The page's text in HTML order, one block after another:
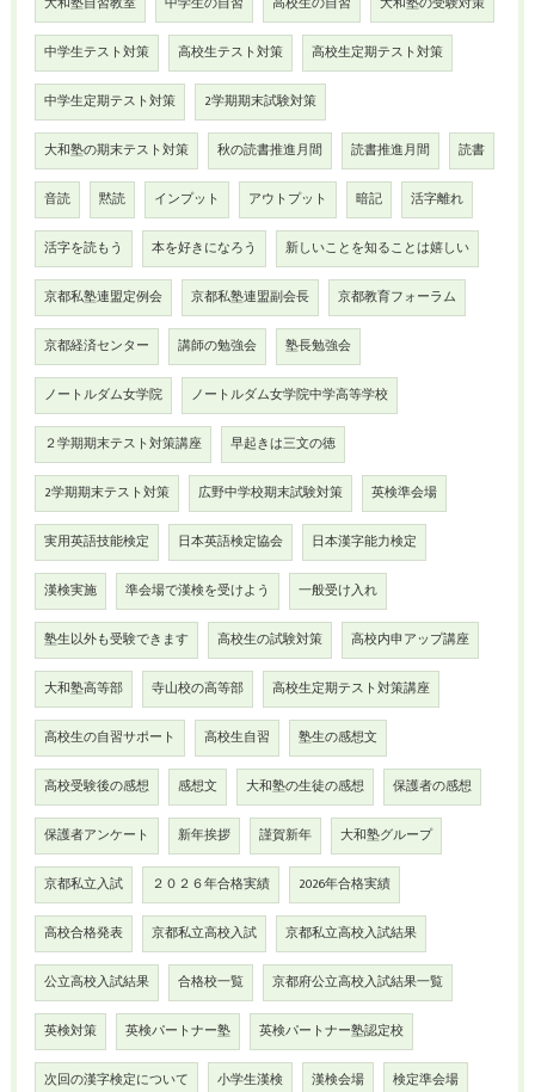
中学生テスト対策 高校生テスト対策 高校生定期テスト対策
中学生定期テスト対策 2学期期末試験対策
大和塾の期末テスト対策 秋の読書推進月間 読書推進月間 読書
音読 黙読 インプット アウトプット 暗記 活字離れ
活字を読もう 本を好きになろう 新しいことを知ることは嬉しい
京都私塾連盟定例会 京都私塾連盟副会長 京都教育フォーラム
京都経済センター 講師の勉強会 塾長勉強会
ノートルダム女学院 ノートルダム女学院中学高等学校
２学期期末テスト対策講座 早起きは三文の徳
2学期期末テスト対策 広野中学校期末試験対策 英検準会場
実用英語技能検定 日本英語検定協会 日本漢字能力検定
漢検実施 準会場で漢検を受けよう 一般受け入れ
塾生以外も受験できます 高校生の試験対策 高校内申アップ講座
大和塾高等部 寺山校の高等部 高校生定期テスト対策講座
高校生の自習サポート 高校生自習 塾生の感想文
高校受験後の感想 感想文 大和塾の生徒の感想 保護者の感想
保護者アンケート 新年挨拶 謹賀新年 大和塾グループ
京都私立入試 ２０２６年合格実績 2026年合格実績
高校合格発表 京都私立高校入試 京都私立高校入試結果
公立高校入試結果 合格校一覧 京都府公立高校入試結果一覧
英検対策 英検パートナー塾 英検パートナー塾認定校
次回の漢字検定について 小学生漢検 漢検会場 検定準会場